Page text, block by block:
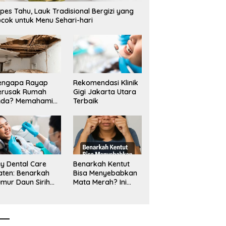
Dipertanyakan, LSM PAKAR
Tahu, Lauk Tradisional Bergizi yang
untuk Menu Sehari-hari
Rayap
Rumah
Memahami
Rekomendasi Klinik
Gigi Jakarta Utara
Terbaik
Dental Care
Benarkah
Daun Sirih
Benarkah Kentut
Bisa Menyebabkan
Mata Merah? Ini